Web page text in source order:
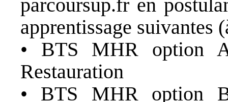
parcoursup.fr en
apprentissage suivantes
• BTS MHR option
Restauration
• BTS MHR option